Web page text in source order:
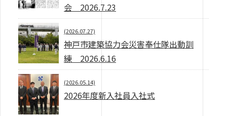
会 2026.7.23
(2026.07.27)
神戸市建築協力会災害奉仕隊出動訓
練 2026.6.16
(2026.05.14)
2026年度新入社員入社式